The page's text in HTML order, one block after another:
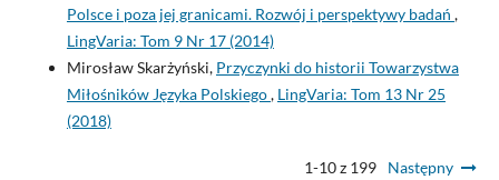
Polsce i poza jej granicami. Rozwój i perspektywy badań ,
LingVaria: Tom 9 Nr 17 (2014)
Mirosław Skarżyński, Przyczynki do historii Towarzystwa
Miłośników Języka Polskiego, LingVaria: Tom 13 Nr 25
(2018)
1-10 z 199 Następny